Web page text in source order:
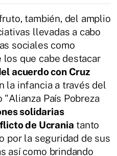
también, del amplio
llevadas a cabo
sociales como
que cabe destacar
acuerdo con Cruz
la infancia a través del
País Pobreza
solidarias
de Ucrania tanto
por la seguridad de sus
así como brindando